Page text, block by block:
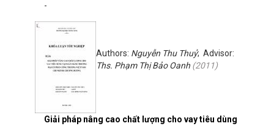
-
Giải pháp nâng cao chất lượng cho vay tiêu dùng
Authors: Nguyễn Thu Thuỷ; Advisor:
Ths. Phạm Thị Bảo Oanh (2011)